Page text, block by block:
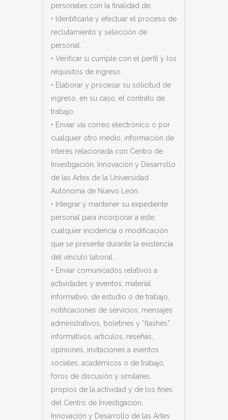
personales con la finalidad de:
• Identificarle y efectuar el proceso de
reclutamiento y selección de
personal.
• Verificar si cumple con el perfil y los
requisitos de ingreso.
• Elaborar y procesar su solicitud de
ingreso, en su caso, el contrato de
trabajo.
• Enviar vía correo electrónico o por
cualquier otro medio, información de
interés relacionada con Centro de
Investigación, Innovación y Desarrollo
de las Artes de la Universidad
Autónoma de Nuevo León.
• Integrar y mantener su expediente
personal para incorporar a este,
cualquier incidencia o modificación
que se presente durante la existencia
del vínculo laboral.
• Enviar comunicados relativos a
actividades y eventos; material
informativo, de estudio o de trabajo,
notificaciones de servicios, mensajes
administrativos, boletines y “flashes”
informativos, artículos, reseñas,
opiniones, invitaciones a eventos
sociales, académicos o de trabajo,
foros de discusión y similares,
propios de la actividad y de los fines
del Centro de Investigación,
Innovación y Desarrollo de las Artes